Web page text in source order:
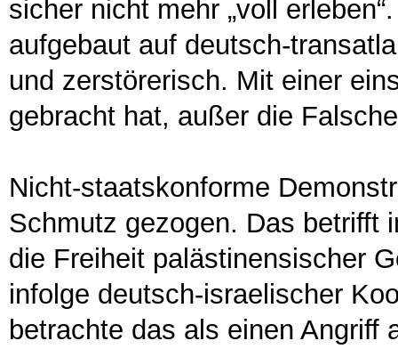
sicher nicht mehr „voll
aufgebaut auf deutsch-
und zerstörerisch. Mit einer
gebracht hat, außer die
Nicht-staatskonforme
Schmutz gezogen. Das betrifft
die Freiheit palästinensischer
infolge deutsch-israelischer
betrachte das als einen Angriff